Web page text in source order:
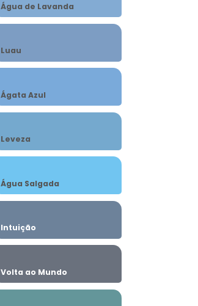
Água de Lavanda
Luau
Ágata Azul
Leveza
Água Salgada
Intuição
Volta ao Mundo